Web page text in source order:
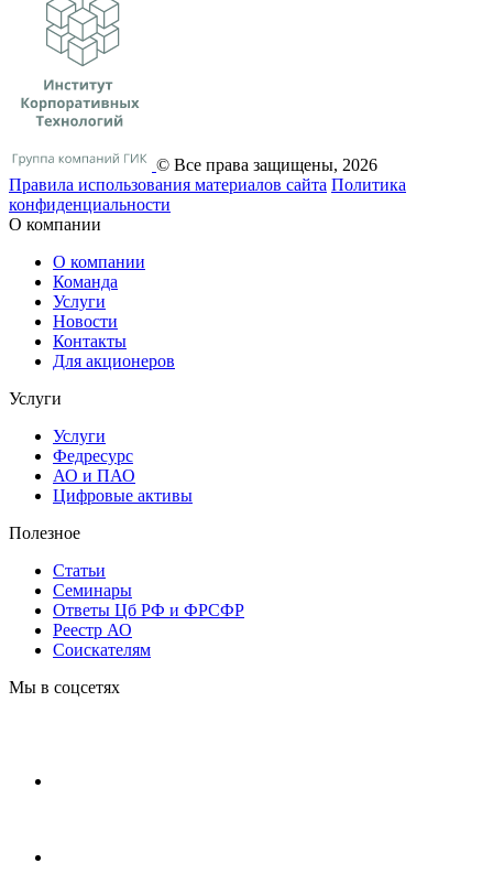
© Все права защищены, 2026
Правила использования материалов сайта Политика
конфиденциальности
О компании
О компании
Команда
Услуги
Новости
Контакты
Для акционеров
Услуги
Услуги
Федресурс
АО и ПАО
Цифровые активы
Полезное
Статьи
Cеминары
Ответы Цб РФ и ФРСФР
Реестр АО
Соискателям
Мы в соцсетях